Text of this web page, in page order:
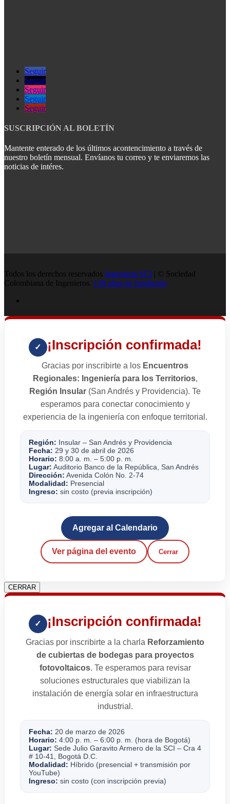
Seguir
Seguir
Seguir
Seguir
Seguir
SUSCRIPCIÓN AL BOLETÍN
Mantente enterado de los últimos acontencimiento a través de
nuestro boletín mensual. Envíanos tu correo y te enviaremos las
noticias de intéres.
Todos los derechos reservados Ingenieria SCI | © Sociedad
Colombiana de Ingenieros. 138 años de fundación
✓ ¡Inscripción confirmada!
Gracias por inscribirte a los Encuentros
Regionales: Ingeniería para los Territorios,
Región Insular (San Andrés y Providencia). Te
esperamos para conectar conocimiento y
experiencia de la ingeniería con enfoque territorial.
Región: Insular – San Andrés y Providencia
Fecha: 29 y 30 de abril de 2026
Horario: 8:00 a. m. – 5:00 p. m.
Lugar: Auditorio Banco de la República, San Andrés
Dirección: Avenida Colón No. 2-74
Modalidad: Presencial
Ingreso: sin costo (previa inscripción)
Agregar al Calendario
Ver página del evento Cerrar
CERRAR
✓ ¡Inscripción confirmada!
Gracias por inscribirte a la charla Reforzamiento
de cubiertas de bodegas para proyectos
fotovoltaicos. Te esperamos para revisar
soluciones estructurales que viabilizan la
instalación de energía solar en infraestructura
industrial.
Fecha: 20 de marzo de 2026
Horario: 4:00 p. m. – 6:00 p. m. (hora de Bogotá)
Lugar: Sede Julio Garavito Armero de la SCI – Cra 4
# 10-41, Bogotá D.C.
Modalidad: Híbrido (presencial + transmisión por
YouTube)
Ingreso: sin costo (con inscripción previa)